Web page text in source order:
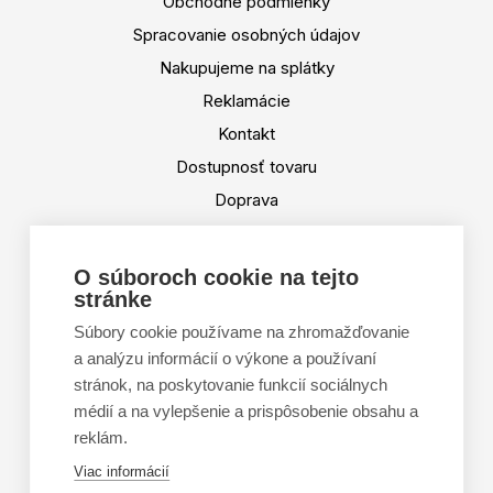
Spracovanie osobných údajov
Nakupujeme na splátky
Reklamácie
Kontakt
Dostupnosť tovaru
Doprava
Výmena a vrátenie tovaru
Doporučená dĺžka lyží
Vypaľovanie papúč
Veľkosti skeletu lyžiarok
Platforma na riešenie sporov online (ODR)
Formulár na odstúpenie od zmluvy
O súboroch cookie na tejto
stránke
Súbory cookie používame na zhromažďovanie
a analýzu informácií o výkone a používaní
stránok, na poskytovanie funkcií sociálnych
médií a na vylepšenie a prispôsobenie obsahu a
reklám.
Viac informácií